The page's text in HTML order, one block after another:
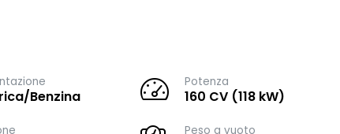
Benzina
Potenza
160 CV (118 kW)
Peso a vuoto